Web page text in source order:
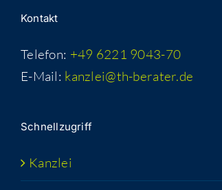
Kon­takt
Telefon: +49 6221 9043-70
E-Mail: kanzlei@th-berater.de
Schnell­zu­griff
Kanz­lei